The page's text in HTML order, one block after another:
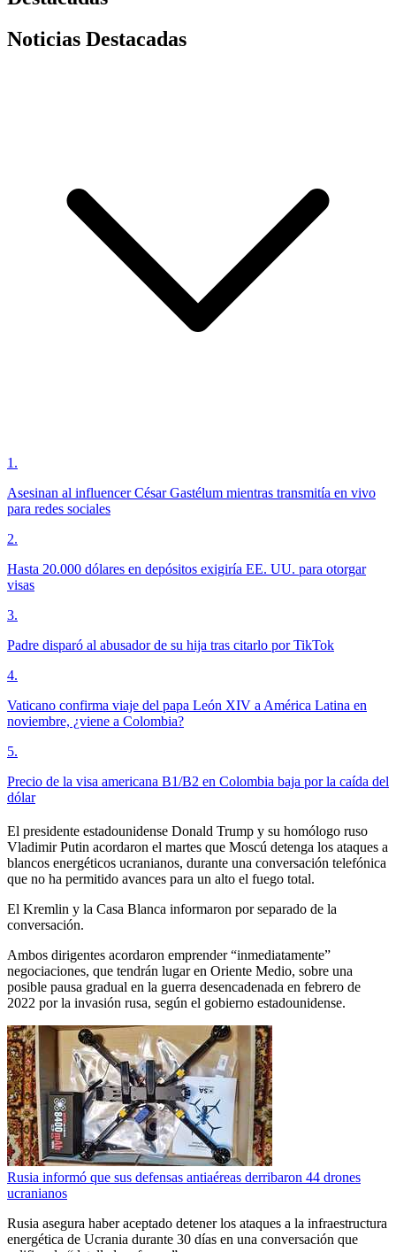
Noticias Destacadas
1 .
Asesinan al influencer César Gastélum mientras transmitía en vivo
para redes sociales
2.
Hasta 20.000 dólares en depósitos exigiría EE. UU. para otorgar
visas
3.
Padre disparó al abusador de su hija tras citarlo por TikTok
4.
Vaticano confirma viaje del papa León XIV a América Latina en
noviembre, ¿viene a Colombia?
5.
Precio de la visa americana B1/B2 en Colombia baja por la caída del
dólar
El presidente estadounidense Donald Trump y su homólogo ruso
Vladimir Putin acordaron el martes que Moscú detenga los ataques a
blancos energéticos ucranianos, durante una conversación telefónica
que no ha permitido avances para un alto el fuego total.
El Kremlin y la Casa Blanca informaron por separado de la
conversación.
Ambos dirigentes acordaron emprender “inmediatamente”
negociaciones, que tendrán lugar en Oriente Medio, sobre una
posible pausa gradual en la guerra desencadenada en febrero de
2022 por la invasión rusa, según el gobierno estadounidense.
Rusia informó que sus defensas antiaéreas derribaron 44 drones
ucranianos
Rusia asegura haber aceptado detener los ataques a la infraestructura
energética de Ucrania durante 30 días en una conversación que